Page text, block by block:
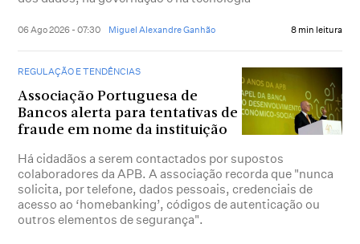
06 Ago 2026 - 07:30 Miguel Alexandre Ganhão 8 min leitura
REGULAÇÃO E TENDÊNCIAS
Associação Portuguesa de
Bancos alerta para tentativas de
fraude em nome da instituição
Há cidadãos a serem contactados por supostos
colaboradores da APB. A associação recorda que "nunca
solicita, por telefone, dados pessoais, credenciais de
acesso ao ‘homebanking’, códigos de autenticação ou
outros elementos de segurança".